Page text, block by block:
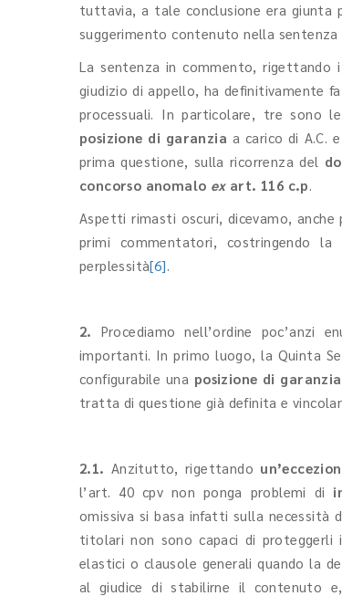
tuttavia, a tale conclusione era giunta
suggerimento contenuto nella sentenza
La sentenza in commento, rigettando
giudizio di appello, ha definitivamente
processuali. In particolare, tre sono
posizione di garanzia a carico di A.C.
prima questione, sulla ricorrenza del
concorso anomalo exart. 116 c.p.
Aspetti rimasti oscuri, dicevamo,
primi commentatori, costringendo
perplessità[6].
2. Procediamo nell’ordine poc’anzi
importanti. In primo luogo, la Quinta
configurabile una posizione di garanzia
tratta di questione già definita e
2.1. Anzitutto, rigettando
l’art. 40 cpv non ponga problemi di
omissiva si basa infatti sulla necessità
titolari non sono capaci di
elastici o clausole generali quando la
al giudice di stabilirne il contenuto